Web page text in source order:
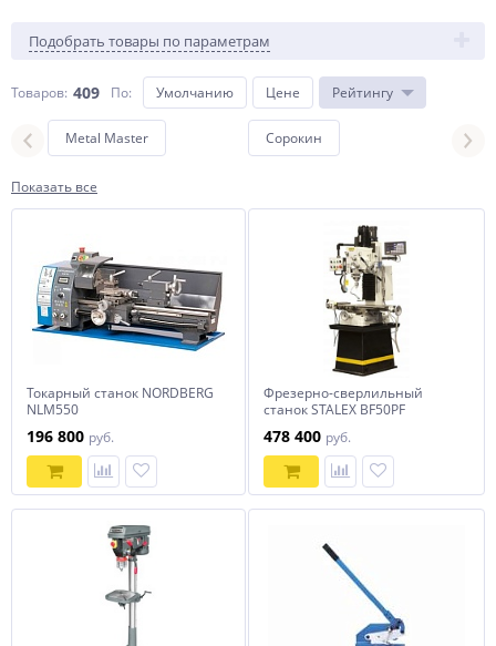
Подобрать товары по параметрам
Товаров: 409 По: Умолчанию Цене Рейтингу
Metal Master Сорокин
Показать все
Токарный станок NORDBERG
NLM550
196 800 руб.
Фрезерно-сверлильный
станок STALEX BF50PF
478 400 руб.